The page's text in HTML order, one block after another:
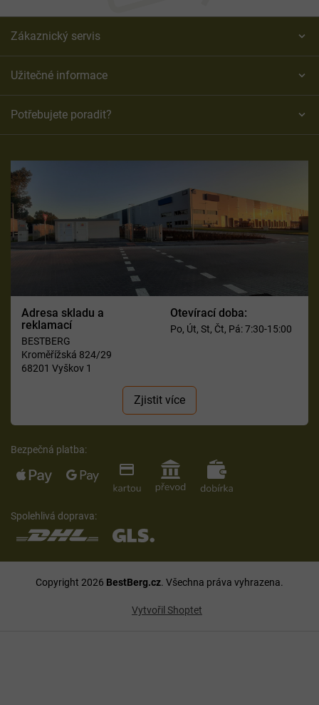
i
Zákaznický servis
Užitečné informace
Potřebujete poradit?
Adresa skladu a
reklamací
BESTBERG
Kroměřížská 824/29
68201 Vyškov 1
Otevírací doba:
Po, Út, St, Čt, Pá: 7:30-15:00
Zjistit více
Bezpečná platba:
Spolehlivá doprava:
Vytvořil Shoptet
Copyright 2026 BestBerg.cz. Všechna práva vyhrazena.